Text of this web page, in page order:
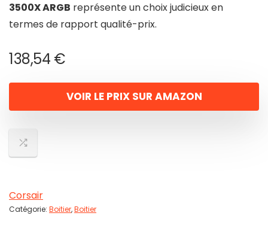
3500X ARGB représente un choix judicieux en
termes de rapport qualité-prix.
138,54 €
VOIR LE PRIX SUR AMAZON
Corsair
Catégorie: Boitier,Boitier